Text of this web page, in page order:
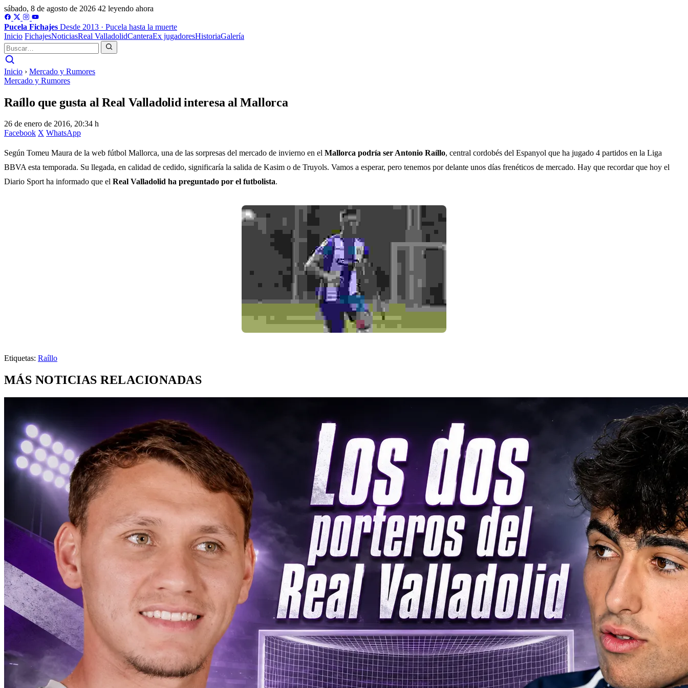
sábado, 8 de agosto de 2026 42 leyendo ahora
Pucela Fichajes Desde 2013 · Pucela hasta la muerte
Inicio FichajesNoticiasReal ValladolidCanteraEx jugadoresHistoriaGalería
Inicio › Mercado y Rumores
Mercado y Rumores
Raíllo que gusta al Real Valladolid interesa al Mallorca
26 de enero de 2016, 20:34 h
Facebook X WhatsApp
Según Tomeu Maura de la web fútbol Mallorca, una de las sorpresas del mercado de invierno en el Mallorca podría ser Antonio Raíllo, central cordobés del Espanyol que ha jugado 4 partidos en la Liga
BBVA esta temporada. Su llegada, en calidad de cedido, significaría la salida de Kasim o de Truyols. Vamos a esperar, pero tenemos por delante unos días frenéticos de mercado. Hay que recordar que hoy el
Diario Sport ha informado que el Real Valladolid ha preguntado por el futbolista.
Etiquetas: Raíllo
MÁS NOTICIAS RELACIONADAS